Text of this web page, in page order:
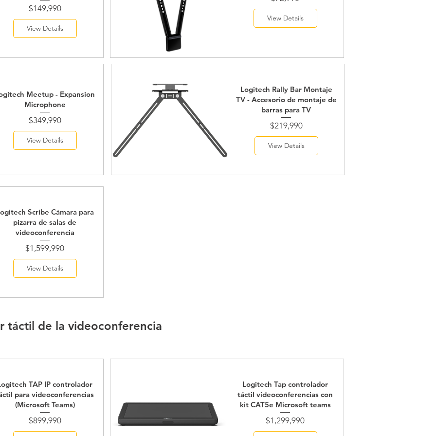
$149,990Price
View Details
View Details
Meetup - Expansion
Microphone
$349,990Price
View Details
Logitech Rally Bar Montaje
TV - Accesorio de montaje de
barras para TV
$219,990Price
View Details
Scribe Cámara para
pizarra de salas de
videoconferencia
$1,599,990Price
View Details
táctil de la videoconferencia
TAP IP controlador
para videoconferencias
(Microsoft Teams)
$899,990Price
Logitech Tap controlador
táctil videoconferencias con
kit CAT5e Microsoft teams
$1,299,990Price